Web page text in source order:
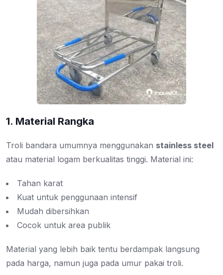
1. Material Rangka
Troli bandara umumnya menggunakan stainless steel
atau material logam berkualitas tinggi. Material ini:
Tahan karat
Kuat untuk penggunaan intensif
Mudah dibersihkan
Cocok untuk area publik
Material yang lebih baik tentu berdampak langsung
pada harga, namun juga pada umur pakai troli.